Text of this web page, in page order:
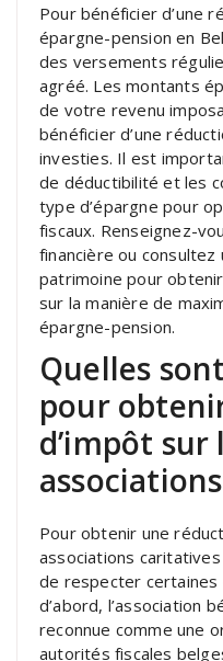
Pour bénéficier d’une
épargne-pension en
des versements
agréé. Les montants
de votre revenu
bénéficier d’une
investies. Il est
de déductibilité et les
type d’épargne pour
fiscaux. Renseignez-
financière ou
patrimoine pour
sur la manière de
épargne-pension.
Quelles
pour
d’impôt sur
Pour obtenir une
associations
de respecter certaines
d’abord, l’association
reconnue comme une
autorités fiscales